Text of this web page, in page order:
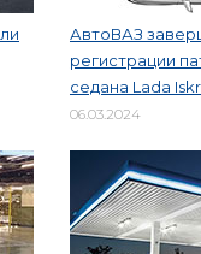
АвтоВАЗ
регистрации
седана Lada
06.03.2024